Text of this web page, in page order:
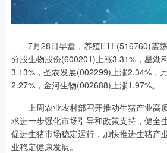
7月28日早盘，养殖ETF(516760)震荡
分股生物股份(600201)上涨3.31%，星湖
3.13%，圣农发展(002299)上涨2.34%，
2.27%，金河生物(002688)上涨1.97%。
上周农业农村部召开推动生猪产业高
求进一步强化市场引导和政策支持，健全
促进生猪市场稳定运行，加快推进生猪产
业稳定健康发展。